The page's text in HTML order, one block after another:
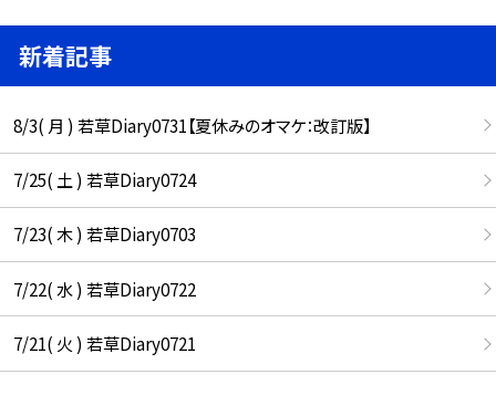
新着記事
8/3( 月 ) 若草Diary0731【夏休みのオマケ：改訂版】
7/25( 土 ) 若草Diary0724
7/23( 木 ) 若草Diary0703
7/22( 水 ) 若草Diary0722
7/21( 火 ) 若草Diary0721